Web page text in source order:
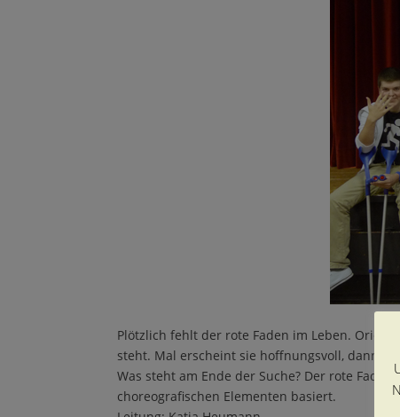
Plötzlich fehlt der rote Faden im Leben.
steht. Mal erscheint sie hoffnungsvoll, dann
Was steht am Ende der Suche? Der rote
choreografischen Elementen basiert.